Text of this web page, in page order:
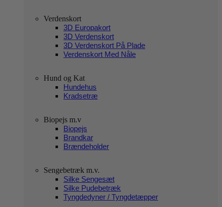
Verdenskort
3D Europakort
3D Verdenskort
3D Verdenskort På Plade
Verdenskort Med Nåle
Hund og Kat
Hundehus
Kradsetræ
Biopejs m.v
Biopejs
Brandkar
Brændeholder
Sengebetræk m.v.
Silke Sengesæt
Silke Pudebetræk
Tyngdedyner / Tyngdetæpper